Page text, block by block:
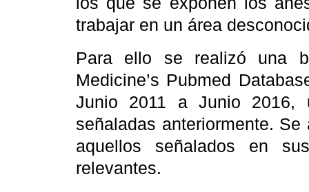
trabajar en un área
Para ello se realizó una
Medicine’s Pubmed
Junio 2011 a Junio 2016,
señaladas anteriormente.
aquellos señalados en
relevantes.